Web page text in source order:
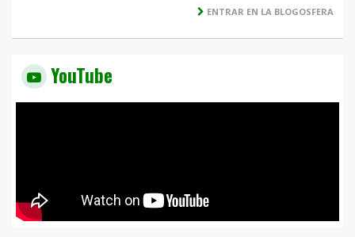
ENTRAR EN LA BLOGOSFERA
YouTube